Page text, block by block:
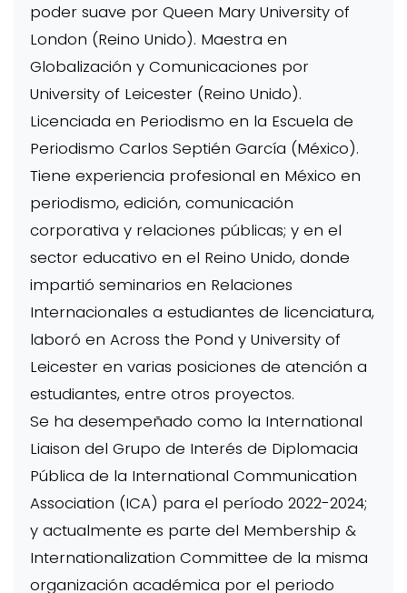
poder suave por Queen Mary University of
London (Reino Unido). Maestra en
Globalización y Comunicaciones por
University of Leicester (Reino Unido).
Licenciada en Periodismo en la Escuela de
Periodismo Carlos Septién García (México).
Tiene experiencia profesional en México en
periodismo, edición, comunicación
corporativa y relaciones públicas; y en el
sector educativo en el Reino Unido, donde
impartió seminarios en Relaciones
Internacionales a estudiantes de licenciatura,
laboró en Across the Pond y University of
Leicester en varias posiciones de atención a
estudiantes, entre otros proyectos.
Se ha desempeñado como la International
Liaison del Grupo de Interés de Diplomacia
Pública de la International Communication
Association (ICA) para el período 2022-2024;
y actualmente es parte del Membership &
Internationalization Committee de la misma
organización académica por el periodo